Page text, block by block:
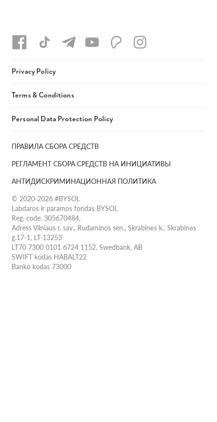
ПРАВИЛА СБОРА СРЕДСТВ
РЕГЛАМЕНТ СБОРА СРЕДСТВ НА ИНИЦИАТИВЫ
АНТИДИСКРИМИНАЦИОННАЯ ПОЛИТИКА
© 2020-2026 #BYSOL
Labdaros ir paramos fondas BYSOL
Reg. code. 305670484,
Adress Vilniaus r. sav., Rudaminos sen., Skrabinės k., Skrabinės
g.17-1, LT-13253
LT70 7300 0101 6724 1152, Swedbank, AB
SWIFT kodas HABALT22
Banko kodas 73000
Privacy Policy
Terms & Conditions
Personal Data Protection Policy